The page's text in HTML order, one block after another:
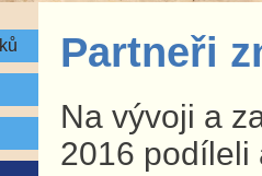
Partneři
Na vývoji a
2016 podíleli